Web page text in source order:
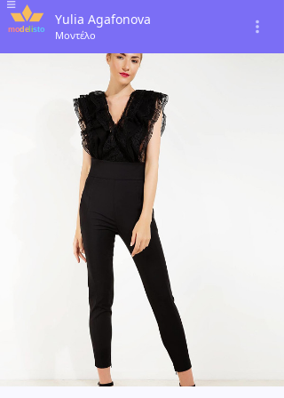
Yulia Agafonova
Μοντέλο